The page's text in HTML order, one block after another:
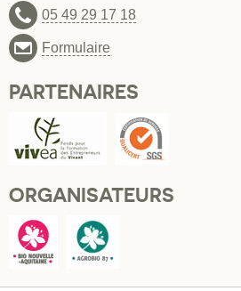
05 49 29 17 18
Formulaire
PARTENAIRES
ORGANISATEURS